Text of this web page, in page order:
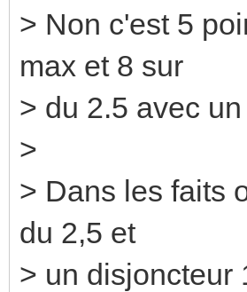
> Non c'est 5
max et 8 sur
> du 2.5 avec
>
> Dans les faits
du 2,5 et
> un disjoncteur